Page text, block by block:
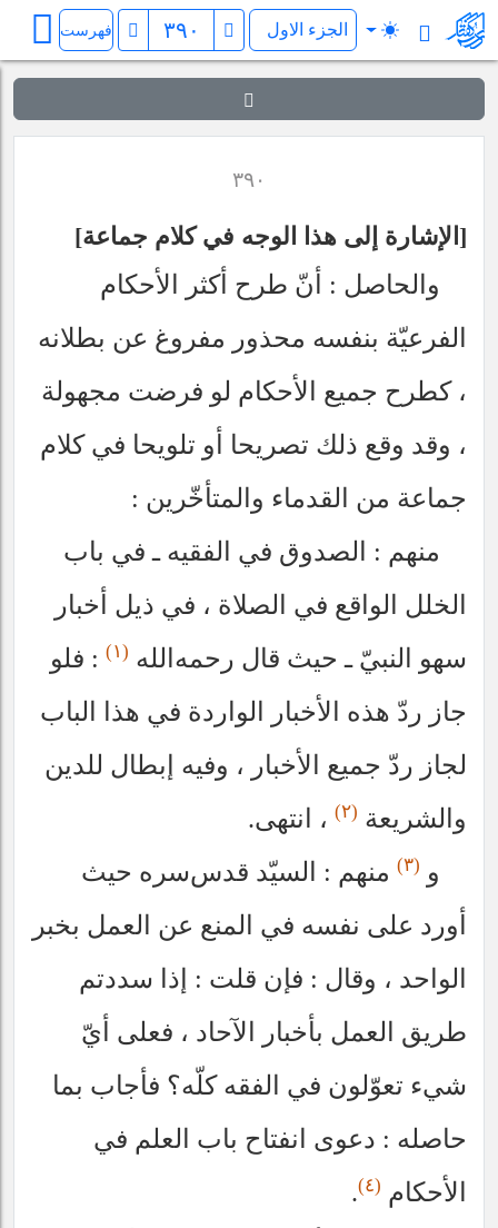
فرائد الاصول (رسائل) فهرست
٣٩٠
الإشارة إلى هذا الوجه في كلام جماعة
والحاصل : أنّ طرح أكثر الأحكام
الفرعيّة بنفسه محذور مفروغ عن بطلانه
، كطرح جميع الأحكام لو فرضت مجهولة
، وقد وقع ذلك تصريحا أو تلويحا في كلام
جماعة من القدماء والمتأخّرين :
منهم : الصدوق في الفقيه ـ في باب
الخلل الواقع في الصلاة ، في ذيل أخبار
سهو النبيّ ـ حيث قال رحمه‌الله (١)
: فلو
جاز ردّ هذه الأخبار الواردة في هذا الباب
لجاز ردّ جميع الأخبار ، وفيه إبطال للدين
والشريعة (٢)
، انتهى.
و (٣) منهم : السيّد قدس‌سره حيث
أورد على نفسه في المنع عن العمل بخبر
الواحد ، وقال : فإن قلت : إذا سددتم
طريق العمل بأخبار الآحاد ، فعلى أيّ
شيء تعوّلون في الفقه كلّه؟ فأجاب بما
حاصله : دعوى انفتاح باب العلم في
الأحكام (٤)
.